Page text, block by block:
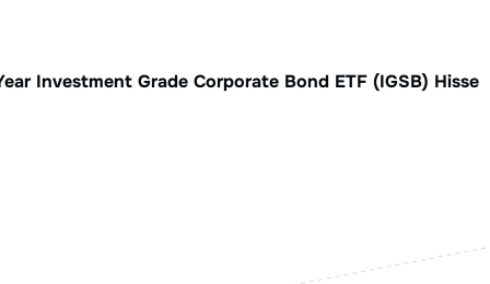
Investment Grade Corporate Bond ETF (IGSB) Hisse